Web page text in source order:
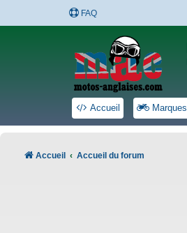
FAQ
Accueil Marques
Accueil Accueil du forum